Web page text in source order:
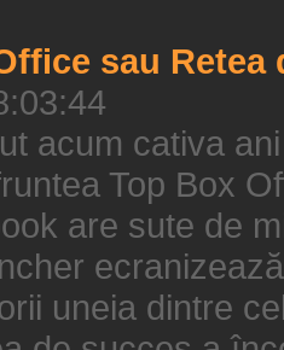
sau Retea
acum cativa
Top Box
are sute de
uneia dintre